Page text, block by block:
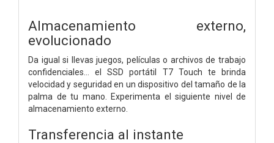
Almacenamiento externo,
evolucionado
Da igual si llevas juegos, películas o archivos de trabajo
confidenciales… el SSD portátil T7 Touch te brinda
velocidad y seguridad en un dispositivo del tamaño de la
palma de tu mano. Experimenta el siguiente nivel de
almacenamiento externo.
Transferencia al instante